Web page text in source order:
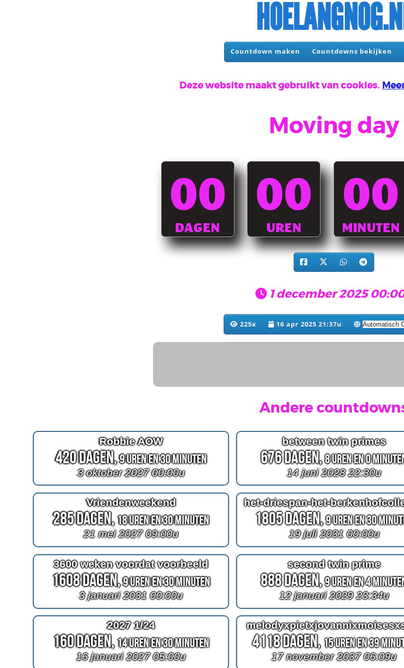
Countdown maken Countdowns bekijken
Deze website maakt gebruikt van cookies.
Moving day
00
DAGEN
00
UREN
00
MINUTEN
1 december 2025
225x 16 apr 2025 21:37u
Andere
Robbie AOW
420 Dagen,9 Uren en 30 Minuten
3 oktober 2027 00:00u
between twin primes
676 Dagen,8 Uren en 0
14 juni 2028 22:30u
Vriendenweekend
285 Dagen,18 Uren en 30 Minuten
21 mei 2027 09:00u
het-driespan-het-
1805 Dagen,9 Uren en 30
19 juli 2031 00:00u
3600 weken voordat voorbeeld
1608 Dagen,9 Uren en 30 Minuten
3 januari 2031 00:00u
second twin prime
888 Dagen,9 Uren en 4
12 januari 2029 23:34u
2027 1/24
160 Dagen,14 Uren en 30 Minuten
16 januari 2027 05:00u
4118 Dagen,15 Uren en 39
17 november 2037 06:09u